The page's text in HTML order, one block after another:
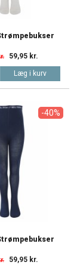
59,95 kr.
Læg i kurv
-40%
59,95 kr.